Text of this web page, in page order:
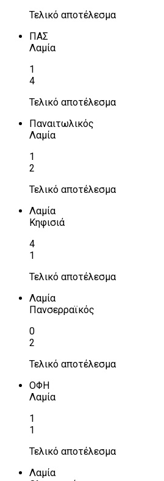
Τελικό αποτέλεσμα
ΠΑΣ
Λαμία
1
4
Τελικό αποτέλεσμα
Παναιτωλικός
Λαμία
1
2
Τελικό αποτέλεσμα
Λαμία
Κηφισιά
4
1
Τελικό αποτέλεσμα
Λαμία
Πανσερραϊκός
0
2
Τελικό αποτέλεσμα
ΟΦΗ
Λαμία
1
1
Τελικό αποτέλεσμα
Λαμία